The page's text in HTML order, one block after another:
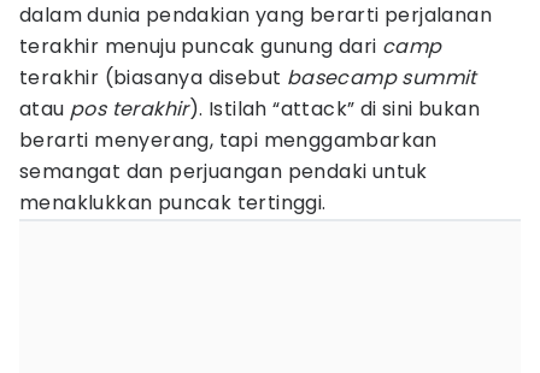
dalam dunia pendakian yang berarti perjalanan
terakhir menuju puncak gunung dari camp
terakhir (biasanya disebut basecamp summit
atau pos terakhir). Istilah “attack” di sini bukan
berarti menyerang, tapi menggambarkan
semangat dan perjuangan pendaki untuk
menaklukkan puncak tertinggi.